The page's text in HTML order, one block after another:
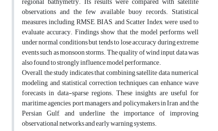
observations and the few available buoy records. Statistical
measures, including RMSE, BIAS, and Scatter Index, were used to
evaluate accuracy. Findings show that the model performs well
under normal conditions but tends to lose accuracy during extreme
events such as monsoon storms. The quality of wind input data was
also found to strongly influence model performance.
Overall, the study indicates that combining satellite data, numerical
modeling, and statistical correction techniques can enhance wave
forecasts in data-sparse regions. These insights are useful for
maritime agencies, port managers, and policymakers in Iran and the
Persian Gulf, and underline the importance of improving
observational networks and early warning systems.